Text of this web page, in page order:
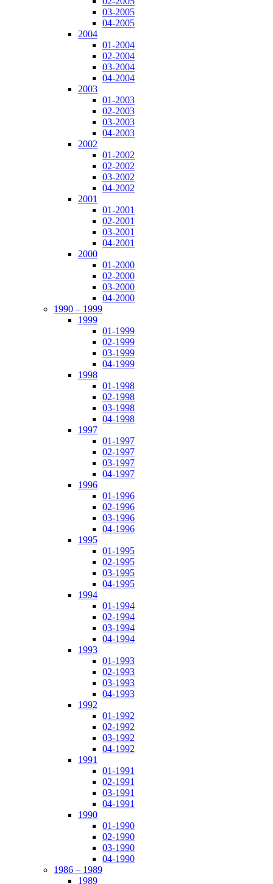
03-2005
04-2005
2004
01-2004
02-2004
03-2004
04-2004
2003
01-2003
02-2003
03-2003
04-2003
2002
01-2002
02-2002
03-2002
04-2002
2001
01-2001
02-2001
03-2001
04-2001
2000
01-2000
02-2000
03-2000
04-2000
1990 – 1999
1999
01-1999
02-1999
03-1999
04-1999
1998
01-1998
02-1998
03-1998
04-1998
1997
01-1997
02-1997
03-1997
04-1997
1996
01-1996
02-1996
03-1996
04-1996
1995
01-1995
02-1995
03-1995
04-1995
1994
01-1994
02-1994
03-1994
04-1994
1993
01-1993
02-1993
03-1993
04-1993
1992
01-1992
02-1992
03-1992
04-1992
1991
01-1991
02-1991
03-1991
04-1991
1990
01-1990
02-1990
03-1990
04-1990
1986 – 1989
1989